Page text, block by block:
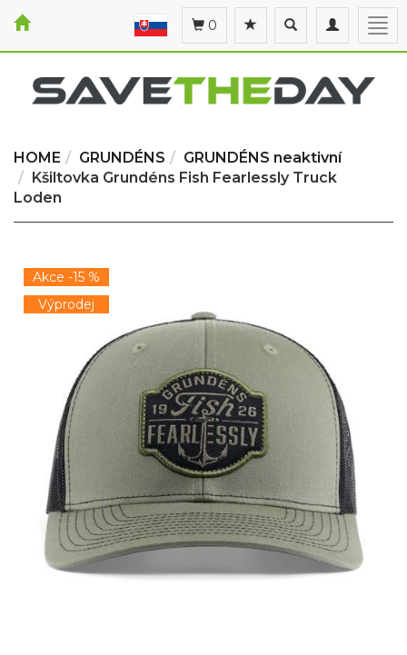
Toggle
navigation
Toggle
search
0
HOME GRUNDÉNS
GRUNDÉNS neaktivní
Kšiltovka Grundéns Fish Fearlessly Truck
Loden
Akce -15 %
Výprodej